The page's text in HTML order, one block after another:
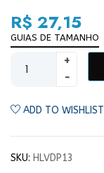
R$ 27,15
GUIAS DE TAMANHO
ADD TO WISHLIST
SKU: HLVDP13